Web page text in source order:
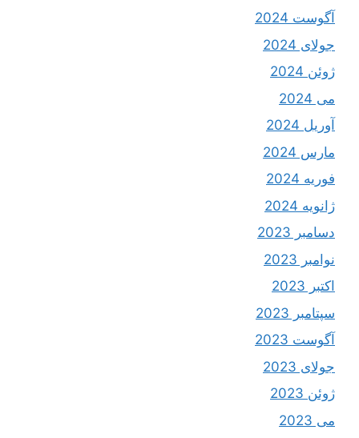
آگوست 2024
جولای 2024
ژوئن 2024
می 2024
آوریل 2024
مارس 2024
فوریه 2024
ژانویه 2024
دسامبر 2023
نوامبر 2023
اکتبر 2023
سپتامبر 2023
آگوست 2023
جولای 2023
ژوئن 2023
می 2023